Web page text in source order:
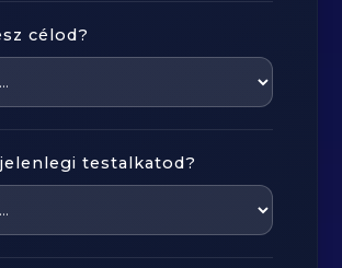
célod?
testalkatod?